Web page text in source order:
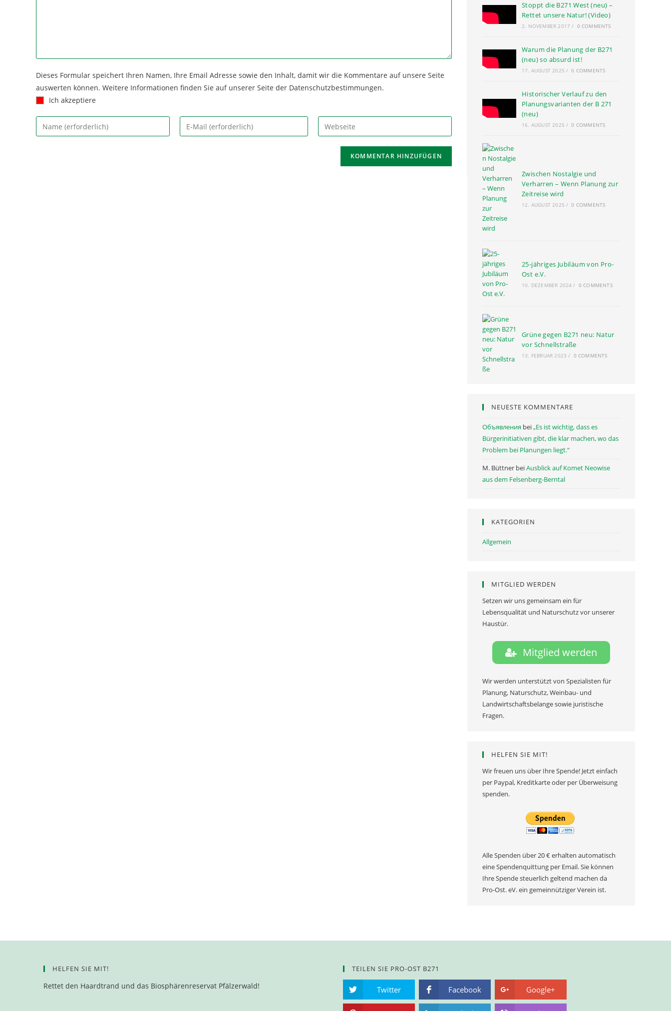
Dieses Formular speichert Ihren Namen, Ihre Email Adresse sowie den Inhalt, damit wir die Kommentare auf unsere Seite
auswerten können. Weitere Informationen finden Sie auf unserer Seite der Datenschutzbestimmungen.
Ich akzeptiere
Stoppt die B271 West (neu) –
Rettet unsere Natur! (Video)
2. NOVEMBER 2017 / 0 COMMENTS
Warum die Planung der B271
(neu) so absurd ist!
17. AUGUST 2025 / 0 COMMENTS
Historischer Verlauf zu den
Planungsvarianten der B 271
(neu)
16. AUGUST 2025 / 0 COMMENTS
Zwischen Nostalgie und
Verharren – Wenn Planung zur
Zeitreise wird
12. AUGUST 2025 / 0 COMMENTS
25-jähriges Jubiläum von Pro-
Ost e.V.
10. DEZEMBER 2024 / 0 COMMENTS
Grüne gegen B271 neu: Natur
vor Schnellstraße
13. FEBRUAR 2023 / 0 COMMENTS
NEUESTE KOMMENTARE
Объявления bei„Es ist wichtig, dass es
Bürgerinitiativen gibt, die klar machen, wo das
Problem bei Planungen liegt.“
M. Büttner beiAusblick auf Komet Neowise
aus dem Felsenberg-Berntal
KATEGORIEN
Allgemein
MITGLIED WERDEN
Setzen wir uns gemeinsam ein für
Lebensqualität und Naturschutz vor unserer
Haustür.
Mitglied werden
Wir werden unterstützt von Spezialisten für
Planung, Naturschutz, Weinbau- und
Landwirtschaftsbelange sowie juristische
Fragen.
HELFEN SIE MIT!
Wir freuen uns über Ihre Spende! Jetzt einfach
per Paypal, Kreditkarte oder per Überweisung
spenden.
Alle Spenden über 20 € erhalten automatisch
eine Spendenquittung per Email. Sie können
Ihre Spende steuerlich geltend machen da
Pro-Ost. eV. ein gemeinnütziger Verein ist.
HELFEN SIE MIT!
Rettet den Haardtrand und das Biosphärenreservat Pfälzerwald!
TEILEN SIE PRO-OST B271
Twitter Facebook Google+